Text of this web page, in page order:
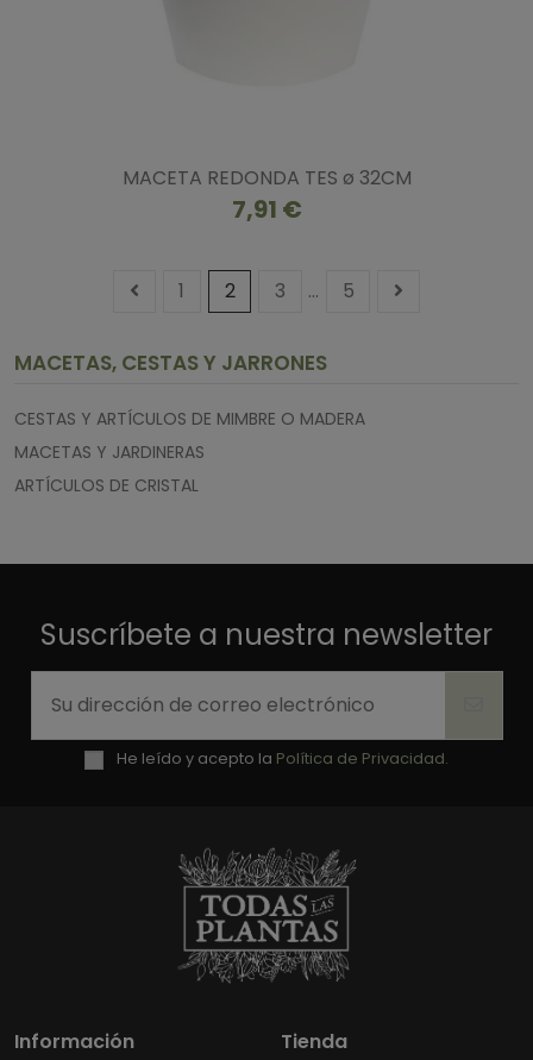
MACETA REDONDA TES ø 32CM
7,91 €
1 2 3 … 5
MACETAS, CESTAS Y JARRONES
CESTAS Y ARTÍCULOS DE MIMBRE O MADERA
MACETAS Y JARDINERAS
ARTÍCULOS DE CRISTAL
Suscríbete a nuestra newsletter
He leído y acepto la Política de Privacidad.
Información Tienda